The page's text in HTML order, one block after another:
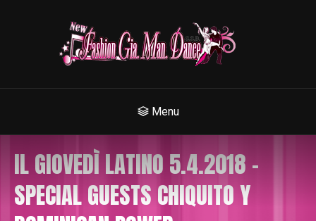
Menu
IL GIOVEDÌ LATINO 5.4.2018 –
SPECIAL GUESTS CHIQUITO Y